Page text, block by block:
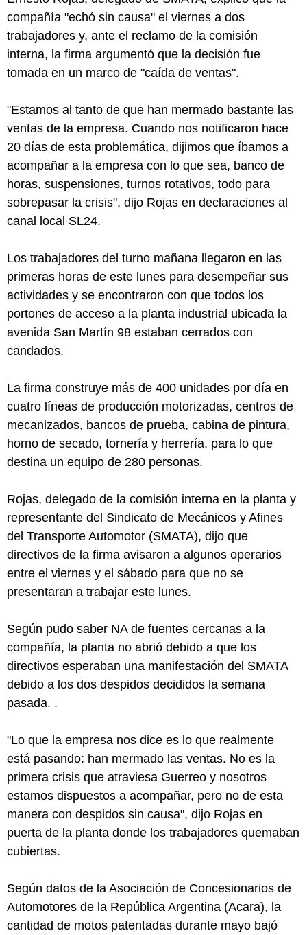
compañía "echó sin causa" el viernes a dos
trabajadores y, ante el reclamo de la comisión
interna, la firma argumentó que la decisión fue
tomada en un marco de "caída de ventas".
"Estamos al tanto de que han mermado bastante las
ventas de la empresa. Cuando nos notificaron hace
20 días de esta problemática, dijimos que íbamos a
acompañar a la empresa con lo que sea, banco de
horas, suspensiones, turnos rotativos, todo para
sobrepasar la crisis", dijo Rojas en declaraciones al
canal local SL24.
Los trabajadores del turno mañana llegaron en las
primeras horas de este lunes para desempeñar sus
actividades y se encontraron con que todos los
portones de acceso a la planta industrial ubicada la
avenida San Martín 98 estaban cerrados con
candados.
La firma construye más de 400 unidades por día en
cuatro líneas de producción motorizadas, centros de
mecanizados, bancos de prueba, cabina de pintura,
horno de secado, tornería y herrería, para lo que
destina un equipo de 280 personas.
Rojas, delegado de la comisión interna en la planta y
representante del Sindicato de Mecánicos y Afines
del Transporte Automotor (SMATA), dijo que
directivos de la firma avisaron a algunos operarios
entre el viernes y el sábado para que no se
presentaran a trabajar este lunes.
Según pudo saber NA de fuentes cercanas a la
compañía, la planta no abrió debido a que los
directivos esperaban una manifestación del SMATA
debido a los dos despidos decididos la semana
pasada. .
"Lo que la empresa nos dice es lo que realmente
está pasando: han mermado las ventas. No es la
primera crisis que atraviesa Guerreo y nosotros
estamos dispuestos a acompañar, pero no de esta
manera con despidos sin causa", dijo Rojas en
puerta de la planta donde los trabajadores quemaban
cubiertas.
Según datos de la Asociación de Concesionarios de
Automotores de la República Argentina (Acara), la
cantidad de motos patentadas durante mayo bajó